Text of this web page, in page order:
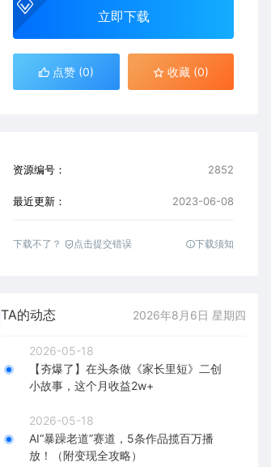
立即下载
点赞 (0) 收藏 (0)
资源编号： 2852
最近更新： 2023-06-08
下载不了？ 点击提交错误 下载须知
TA的动态 2026年8月6日 星期四
2026-05-18
【夯爆了】在头条做《家长里短》二创
小故事，这个月收益2w+
2026-05-18
AI“暴躁老道”赛道，5条作品揽百万播
放！（附变现全攻略）